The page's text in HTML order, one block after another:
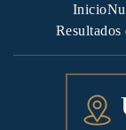
Inicio
Resultados